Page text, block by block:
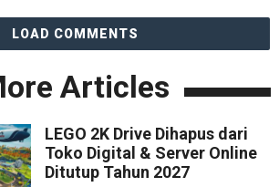
LOAD COMMENTS
Articles
LEGO 2K Drive Dihapus dari
Toko Digital & Server Online
Ditutup Tahun 2027